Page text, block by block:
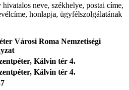
neve, székhelye, postai címe,
honlapja, ügyfélszolgálatának
Városi Roma Nemzetiségi
Kálvin tér 4.
Kálvin tér 4.